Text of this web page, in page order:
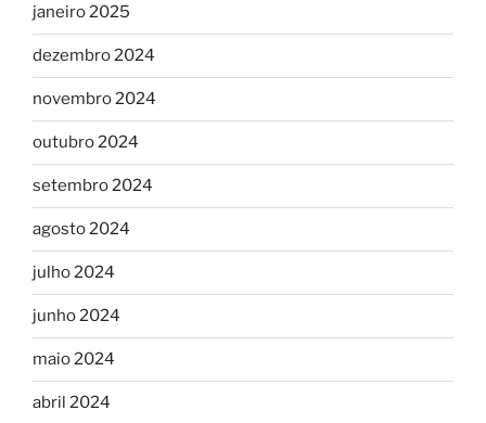
janeiro 2025
dezembro 2024
novembro 2024
outubro 2024
setembro 2024
agosto 2024
julho 2024
junho 2024
maio 2024
abril 2024